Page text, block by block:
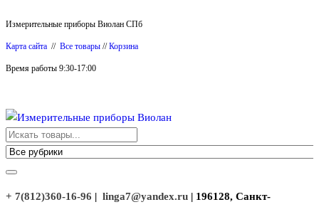
к
содержимому
Измерительные приборы Виолан СПб
Карта сайта // Все товары //Корзина
Время работы 9:30-17:00
Измерительные приборы Виолан
+ 7(812)360-16-96 | linga7@yandex.ru | 196128, Санкт-